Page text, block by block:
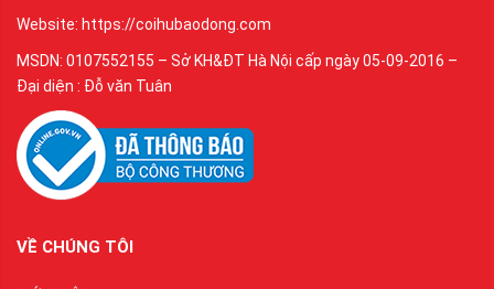
Website: https://coihubaodong.com
MSDN: 0107552155 – Sở KH&ĐT Hà Nội cấp ngày 05-09-2016 –
Đại diện : Đỗ văn Tuân
VỀ CHÚNG TÔI